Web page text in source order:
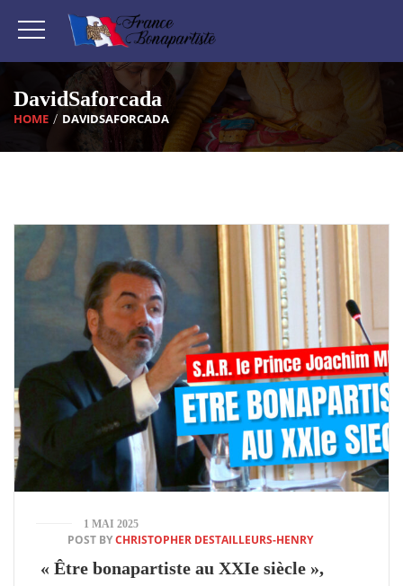
DavidSaforcada
HOME DAVIDSAFORCADA
1 MAI 2025
POST BYCHRISTOPHER DESTAILLEURS-HENRY
« Être bonapartiste au XXIe siècle »,